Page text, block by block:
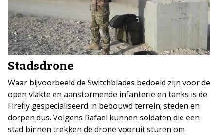
Stadsdrone
Waar bijvoorbeeld de Switchblades bedoeld zijn voor de
open vlakte en aanstormende infanterie en tanks is de
Firefly gespecialiseerd in bebouwd terrein; steden en
dorpen dus. Volgens Rafael kunnen soldaten die een
stad binnen trekken de drone vooruit sturen om